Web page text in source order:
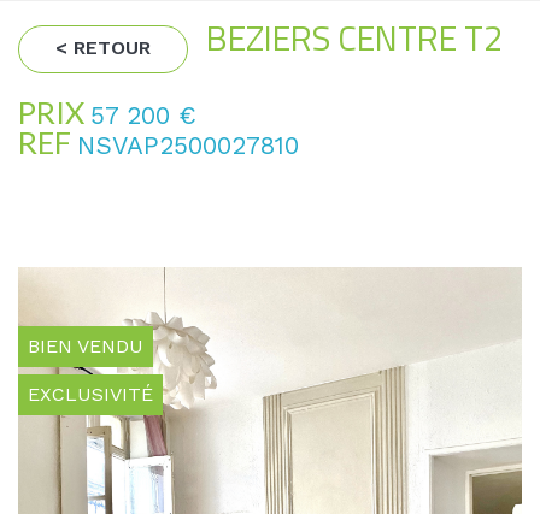
< RETOUR BEZIERS CENTRE T2
PRIX 57 200 €
REF NSVAP2500027810
BIEN VENDU
EXCLUSIVITÉ